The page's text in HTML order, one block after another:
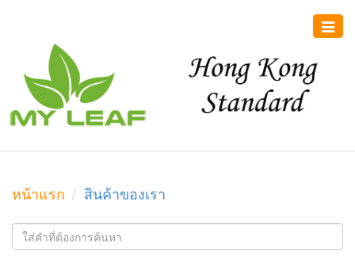
Toggle
หน้าแรก สินค้าของเรา